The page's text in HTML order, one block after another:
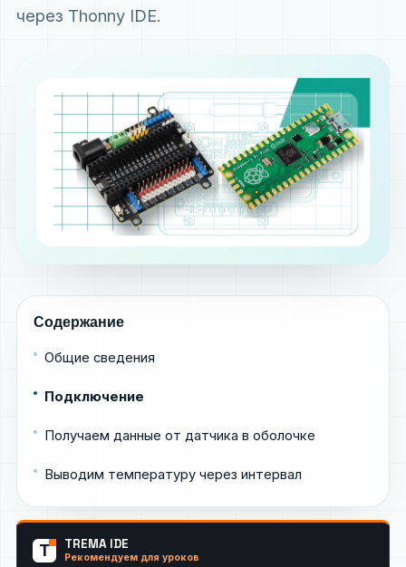
через Thonny IDE.
Содержание
Общие сведения
Подключение
Получаем данные от датчика в оболочке
Выводим температуру через интервал
T TREMA IDE
Рекомендуем для уроков